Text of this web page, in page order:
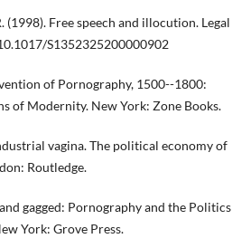
(1998). Free speech and illocution. Legal
S1352325200000902
of Pornography, 1500--1800:
of Modernity. New York: Zone Books.
vagina. The political economy of
Routledge.
gagged: Pornography and the Politics
York: Grove Press.